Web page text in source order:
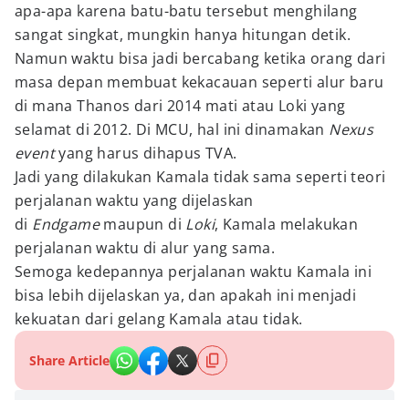
apa-apa karena batu-batu tersebut menghilang
sangat singkat, mungkin hanya hitungan detik.
Namun waktu bisa jadi bercabang ketika orang dari
masa depan membuat kekacauan seperti alur baru
di mana Thanos dari 2014 mati atau Loki yang
selamat di 2012. Di MCU, hal ini dinamakan Nexus
eventyang harus dihapus TVA.
Jadi yang dilakukan Kamala tidak sama seperti teori
perjalanan waktu yang dijelaskan
di Endgamemaupun di Loki, Kamala melakukan
perjalanan waktu di alur yang sama.
Semoga kedepannya perjalanan waktu Kamala ini
bisa lebih dijelaskan ya, dan apakah ini menjadi
kekuatan dari gelang Kamala atau tidak.
Share Article